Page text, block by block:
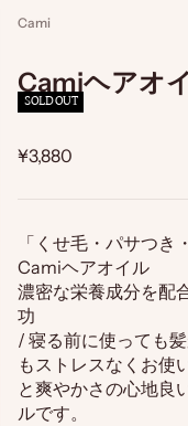
Cami
Camiヘアオ
SOLD OUT
セール価格
¥3,880
「くせ毛・パサつ
Camiヘアオイル
濃密な栄養成分を配
功
/ 寝る前に使っても
もストレスなくお使
と爽やかさの心地良
ルです。